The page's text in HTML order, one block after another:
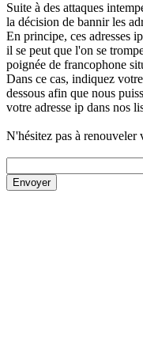
Suite à des attaques
la décision de bannir les
En principe, ces adresses
il se peut que l'on se
poignée de francophone
Dans ce cas, indiquez
dessous afin que nous
votre adresse ip dans nos
N'hésitez pas à renouveler